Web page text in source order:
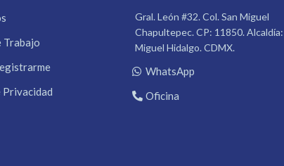
Trabajo
Privacidad
Gral. León #32. Col. San Miguel
Chapultepec. CP: 11850. Alcaldía:
Miguel Hidalgo. CDMX.
WhatsApp
Oficina